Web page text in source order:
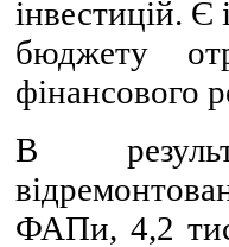
інвестицій.
бюджету
фінансового
В
ФАПи, 4,2